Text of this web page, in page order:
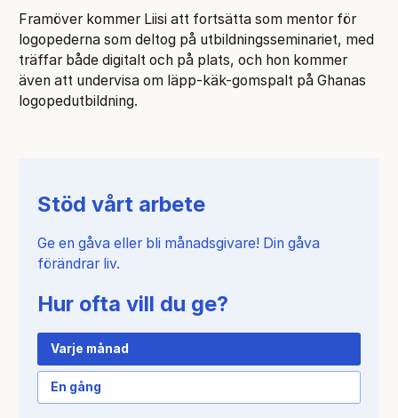
Framöver kommer Liisi att fortsätta som mentor för
logopederna som deltog på utbildningsseminariet, med
träffar både digitalt och på plats, och hon kommer
även att undervisa om läpp-käk-gomspalt på Ghanas
logopedutbildning.
Stöd vårt arbete
Ge en gåva eller bli månadsgivare! Din gåva
förändrar liv.
Hur ofta vill du ge?
Varje månad
En gång